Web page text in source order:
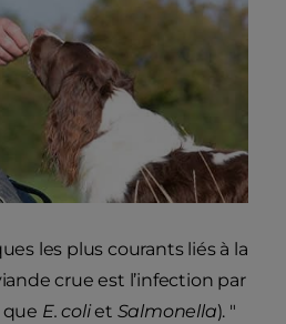
les plus courants liés à la
crue est l’infection par
que E. coliet Salmonella). "